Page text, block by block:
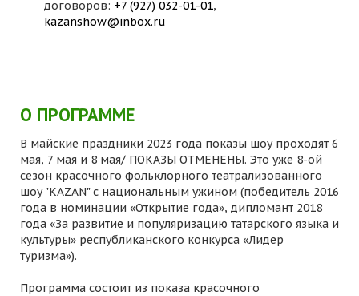
договоров: +7 (927) 032-01-01,
kazanshow@inbox.ru
О ПРОГРАММЕ
В майские праздники 2023 года показы шоу проходят 6
мая, 7 мая и 8 мая/ ПОКАЗЫ ОТМЕНЕНЫ. Это уже 8-ой
сезон красочного фольклорного театрализованного
шоу "KAZAN" с национальным ужином (победитель 2016
года в номинации «Открытие года», дипломант 2018
года «За развитие и популяризацию татарского языка и
культуры» республиканского конкурса «Лидер
туризма»).
Программа состоит из показа красочного